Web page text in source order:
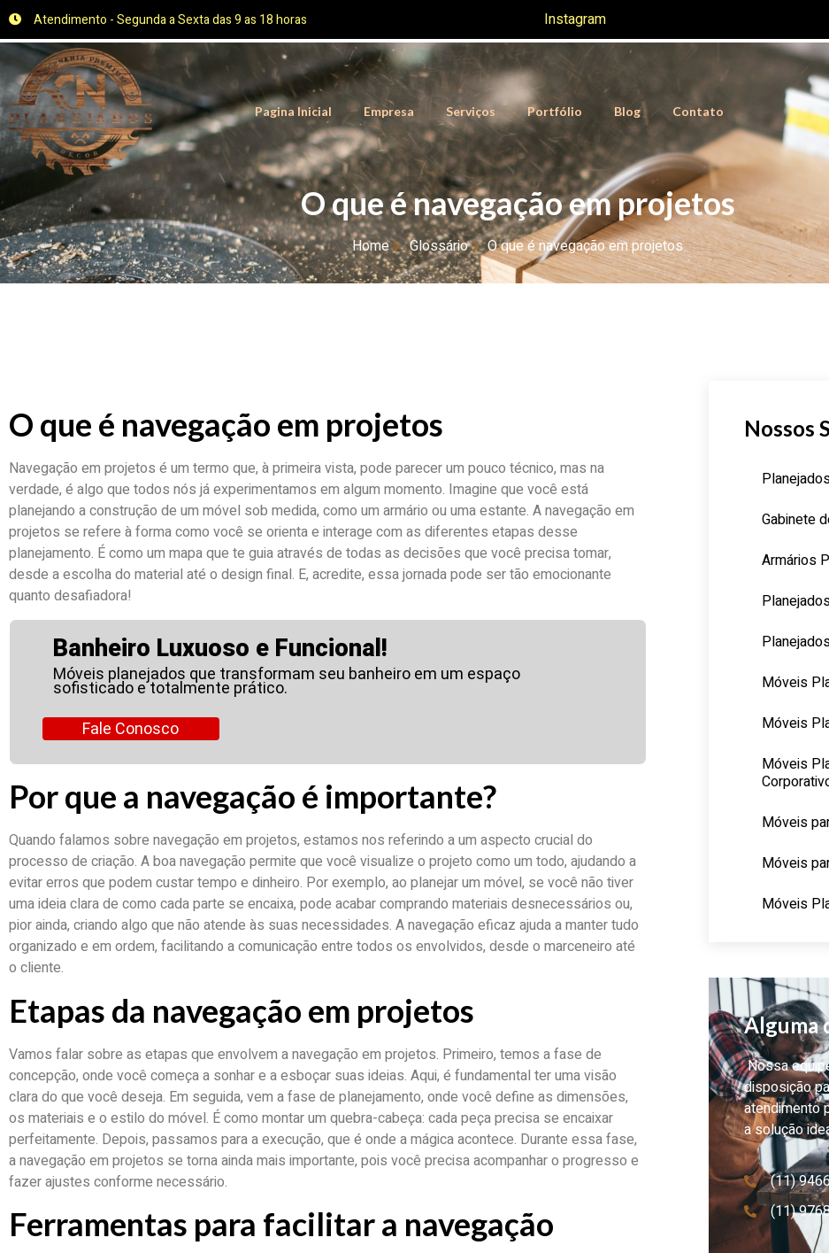
Atendimento - Segunda a Sexta das 9 as 18 horas Instagram
Pagina Inicial Empresa Serviços Portfólio Blog Contato
O que é navegação em projetos
Home Glossário O que é navegação em projetos
O que é navegação em projetos
Navegação em projetos é um termo que, à primeira vista, pode parecer um pouco técnico, mas na
verdade, é algo que todos nós já experimentamos em algum momento. Imagine que você está
planejando a construção de um móvel sob medida, como um armário ou uma estante. A navegação em
projetos se refere à forma como você se orienta e interage com as diferentes etapas desse
planejamento. É como um mapa que te guia através de todas as decisões que você precisa tomar,
desde a escolha do material até o design final. E, acredite, essa jornada pode ser tão emocionante
quanto desafiadora!
Banheiro Luxuoso e Funcional!
Móveis planejados que transformam seu banheiro em um espaço
sofisticado e totalmente prático.
Fale Conosco
Por que a navegação é importante?
Quando falamos sobre navegação em projetos, estamos nos referindo a um aspecto crucial do
processo de criação. A boa navegação permite que você visualize o projeto como um todo, ajudando a
evitar erros que podem custar tempo e dinheiro. Por exemplo, ao planejar um móvel, se você não tiver
uma ideia clara de como cada parte se encaixa, pode acabar comprando materiais desnecessários ou,
pior ainda, criando algo que não atende às suas necessidades. A navegação eficaz ajuda a manter tudo
organizado e em ordem, facilitando a comunicação entre todos os envolvidos, desde o marceneiro até
o cliente.
Etapas da navegação em projetos
Vamos falar sobre as etapas que envolvem a navegação em projetos. Primeiro, temos a fase de
concepção, onde você começa a sonhar e a esboçar suas ideias. Aqui, é fundamental ter uma visão
clara do que você deseja. Em seguida, vem a fase de planejamento, onde você define as dimensões,
os materiais e o estilo do móvel. É como montar um quebra-cabeça: cada peça precisa se encaixar
perfeitamente. Depois, passamos para a execução, que é onde a mágica acontece. Durante essa fase,
a navegação em projetos se torna ainda mais importante, pois você precisa acompanhar o progresso e
fazer ajustes conforme necessário.
Ferramentas para facilitar a navegação
Nossos
Gabinete
Armários
Móveis
Móveis
Móveis
Móveis
Móveis
Móveis
Alguma
Nossa
disposição
atendimento
a solução
(11)
(11)